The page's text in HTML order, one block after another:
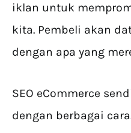
iklan untuk
kita. Pembeli akan
dengan apa yang
SEO eCommerce
dengan berbagai